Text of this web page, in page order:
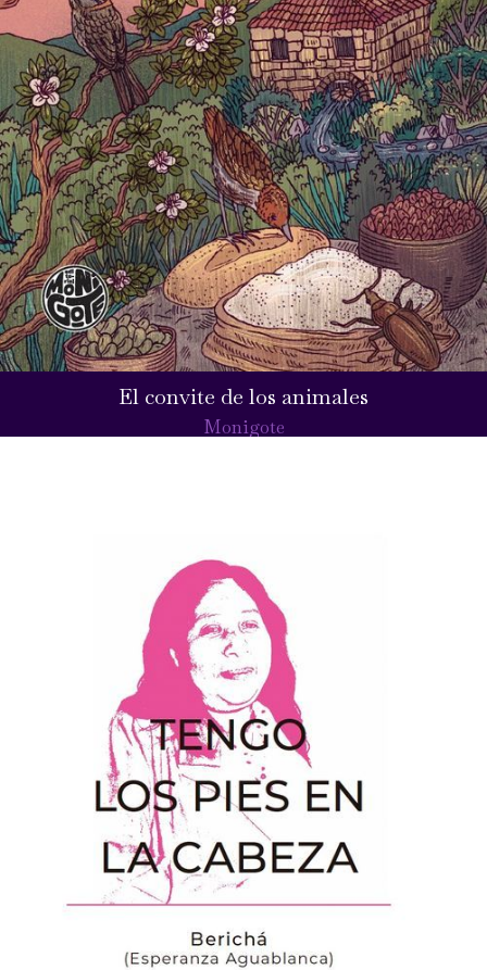
El convite de los animales
Monigote